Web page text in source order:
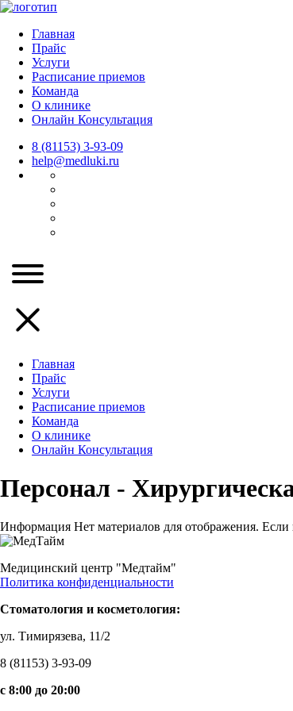
Главная
Прайс
Услуги
Расписание приемов
Команда
О клинике
Онлайн Консультация
8 (81153) 3-93-09
help@medluki.ru
Главная
Прайс
Услуги
Расписание приемов
Команда
О клинике
Онлайн Консультация
Персонал -
Информация Нет материалов для отображения.
Медицинский центр "Медтайм"
Политика конфиденциальности
Стоматология и косметология:
ул. Тимирязева, 11/2
8 (81153) 3-93-09
c 8:00 до 20:00